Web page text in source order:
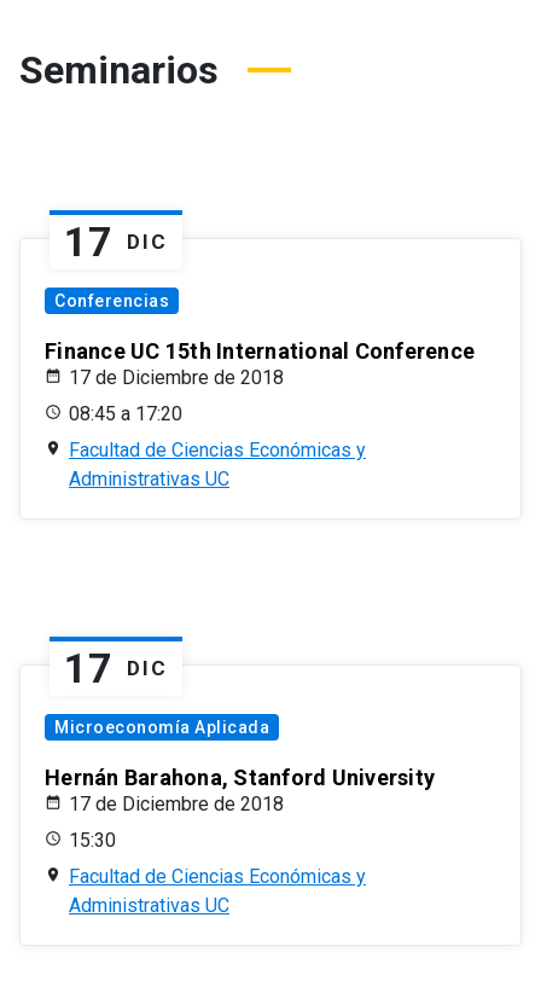
Seminarios
17 DIC
Conferencias
Finance UC 15th International Conference
17 de Diciembre de 2018
08:45 a 17:20
Facultad de Ciencias Económicas y
Administrativas UC
17 DIC
Microeconomía Aplicada
Hernán Barahona, Stanford University
17 de Diciembre de 2018
15:30
Facultad de Ciencias Económicas y
Administrativas UC